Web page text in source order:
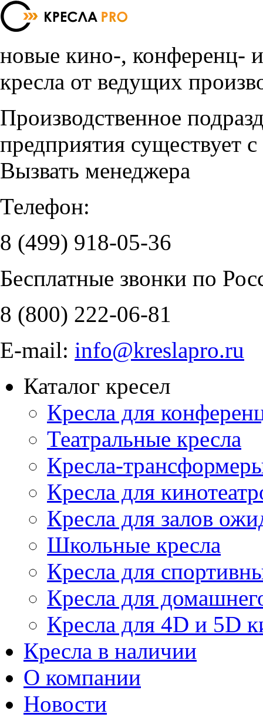
новые кино-, конференц-
кресла от ведущих
Производственное
предприятия существует
Вызвать менеджера
Телефон:
8 (499) 918-05-36
Бесплатные звонки по
8 (800) 222-06-81
E-mail: info@kreslapro.ru
Каталог кресел
Кресла для
Театральные кресла
Кресла-
Кресла для
Кресла для залов
Школьные кресла
Кресла для
Кресла для
Кресла для 4D и 5D
Кресла в наличии
О компании
Новости